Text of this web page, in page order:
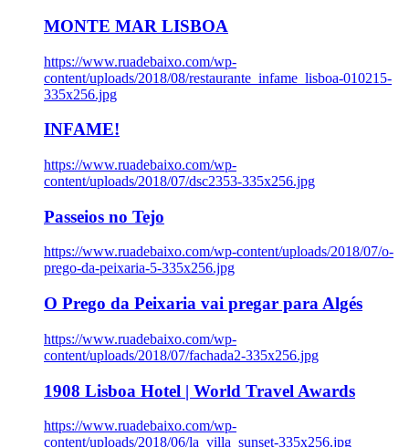
MONTE MAR LISBOA
https://www.ruadebaixo.com/wp-
content/uploads/2018/08/restaurante_infame_lisboa-010215-
335x256.jpg
INFAME!
https://www.ruadebaixo.com/wp-
content/uploads/2018/07/dsc2353-335x256.jpg
Passeios no Tejo
https://www.ruadebaixo.com/wp-content/uploads/2018/07/o-
prego-da-peixaria-5-335x256.jpg
O Prego da Peixaria vai pregar para Algés
https://www.ruadebaixo.com/wp-
content/uploads/2018/07/fachada2-335x256.jpg
1908 Lisboa Hotel | World Travel Awards
https://www.ruadebaixo.com/wp-
content/uploads/2018/06/la_villa_sunset-335x256.jpg